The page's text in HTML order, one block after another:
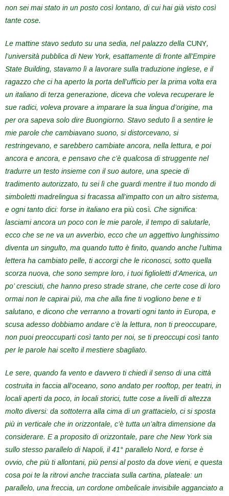
non sei mai stato in un posto così lontano, di cui hai già visto così
tante cose.
Le mattine stavo seduto su una sedia, nel palazzo della CUNY,
l’università pubblica di New York, esattamente di fronte all’Empire
State Building, stavamo lì a lavorare sulla traduzione inglese, e il
ragazzo che ci ha aperto la porta dell’ufficio per la prima volta era
un italiano di terza generazione, diceva che voleva recuperare le
sue radici, voleva provare a imparare la sua lingua d’origine, ma
per ora sapeva solo dire Buongiorno. Stavo seduto lì a sentire le
mie parole che cambiavano suono, si distorcevano, si
restringevano, e sarebbero cambiate ancora, nella lettura, e poi
ancora e ancora, e pensavo che c’è qualcosa di struggente nel
tradurre un testo insieme con il suo autore, una specie di
tradimento autorizzato, tu sei lì che guardi mentre il tuo mondo di
simboletti madrelingua si fracassa all’impatto con un altro sistema,
e ogni tanto dici: forse in italiano era più così. Che significa:
lasciami ancora un poco con le mie parole, il tempo di salutarle,
ecco che se ne va un avverbio, ecco che un aggettivo lunghissimo
diventa un singulto, ma quando tutto è finito, quando anche l’ultima
lettera ha cambiato pelle, ti accorgi che le riconosci, sotto quella
scorza nuova, che sono sempre loro, i tuoi figlioletti d’America, un
po’ cresciuti, che hanno preso strade strane, che certe cose di loro
ormai non le capirai più, ma che alla fine ti vogliono bene e ti
salutano, e dicono che verranno a trovarti ogni tanto in Europa, e
scusa adesso dobbiamo andare c’è la lettura, non ti preoccupare,
non puoi preoccuparti così tanto per noi, se ti preoccupi così tanto
per le parole hai scelto il mestiere sbagliato.
Le sere, quando fa vento e davvero ti chiedi il senso di una città
costruita in faccia all’oceano, sono andato per rooftop, per teatri, in
locali aperti da poco, in locali storici, tutte cose a livelli di altezza
molto diversi: da sottoterra alla cima di un grattacielo, ci si sposta
più in verticale che in orizzontale, c’è tutta un’altra dimensione da
considerare. E a proposito di orizzontale, pare che New York sia
sullo stesso parallelo di Napoli, il 41° parallelo Nord, e forse è
ovvio, che più ti allontani, più pensi al posto da dove vieni, e questa
cosa poi te la ritrovi anche tracciata sulla cartina, plateale: un
parallelo, una freccia, un cordone ombelicale invisibile agganciato a